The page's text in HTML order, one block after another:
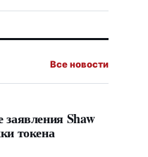
Все новости
Shaw
токена